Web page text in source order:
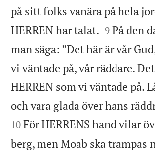
på sitt folks vanära på hela
HERREN har talat. 

9 På den
man säga: ”Det här är vår
vi väntade på, vår räddare.
HERREN som vi väntade på.
och vara glada över hans
10 För HERRENS hand vilar
berg, men Moab ska trampas